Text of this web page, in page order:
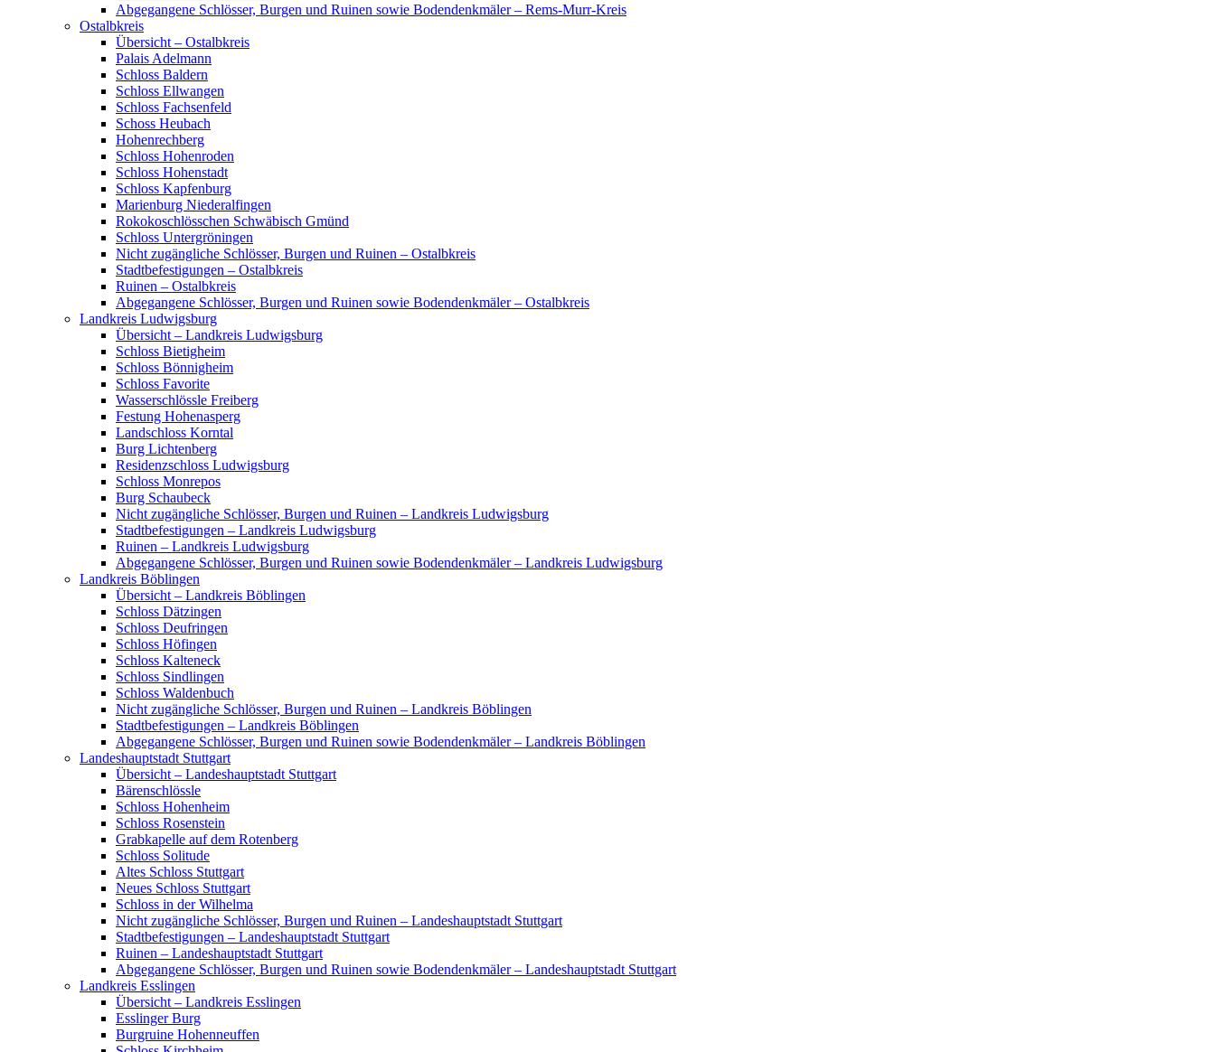
Abgegangene Schlösser, Burgen und Ruinen sowie Bodendenkmäler – Rems-Murr-Kreis
Ostalbkreis
Übersicht – Ostalbkreis
Palais Adelmann
Schloss Baldern
Schloss Ellwangen
Schloss Fachsenfeld
Schoss Heubach
Hohenrechberg
Schloss Hohenroden
Schloss Hohenstadt
Schloss Kapfenburg
Marienburg Niederalfingen
Rokokoschlösschen Schwäbisch Gmünd
Schloss Untergröningen
Nicht zugängliche Schlösser, Burgen und Ruinen – Ostalbkreis
Stadtbefestigungen – Ostalbkreis
Ruinen – Ostalbkreis
Abgegangene Schlösser, Burgen und Ruinen sowie Bodendenkmäler – Ostalbkreis
Landkreis Ludwigsburg
Übersicht – Landkreis Ludwigsburg
Schloss Bietigheim
Schloss Bönnigheim
Schloss Favorite
Wasserschlössle Freiberg
Festung Hohenasperg
Landschloss Korntal
Burg Lichtenberg
Residenzschloss Ludwigsburg
Schloss Monrepos
Burg Schaubeck
Nicht zugängliche Schlösser, Burgen und Ruinen – Landkreis Ludwigsburg
Stadtbefestigungen – Landkreis Ludwigsburg
Ruinen – Landkreis Ludwigsburg
Abgegangene Schlösser, Burgen und Ruinen sowie Bodendenkmäler – Landkreis Ludwigsburg
Landkreis Böblingen
Übersicht – Landkreis Böblingen
Schloss Dätzingen
Schloss Deufringen
Schloss Höfingen
Schloss Kalteneck
Schloss Sindlingen
Schloss Waldenbuch
Nicht zugängliche Schlösser, Burgen und Ruinen – Landkreis Böblingen
Stadtbefestigungen – Landkreis Böblingen
Abgegangene Schlösser, Burgen und Ruinen sowie Bodendenkmäler – Landkreis Böblingen
Landeshauptstadt Stuttgart
Übersicht – Landeshauptstadt Stuttgart
Bärenschlössle
Schloss Hohenheim
Schloss Rosenstein
Grabkapelle auf dem Rotenberg
Schloss Solitude
Altes Schloss Stuttgart
Neues Schloss Stuttgart
Schloss in der Wilhelma
Nicht zugängliche Schlösser, Burgen und Ruinen – Landeshauptstadt Stuttgart
Stadtbefestigungen – Landeshauptstadt Stuttgart
Ruinen – Landeshauptstadt Stuttgart
Abgegangene Schlösser, Burgen und Ruinen sowie Bodendenkmäler – Landeshauptstadt Stuttgart
Landkreis Esslingen
Übersicht – Landkreis Esslingen
Esslinger Burg
Burgruine Hohenneuffen